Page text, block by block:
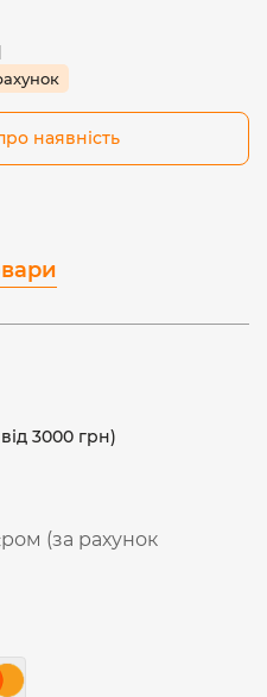
наявність
3000 грн)
(за рахунок